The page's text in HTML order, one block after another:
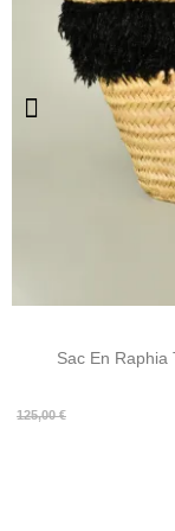
Sac En Raphia
125,00 €
Prix
Prix